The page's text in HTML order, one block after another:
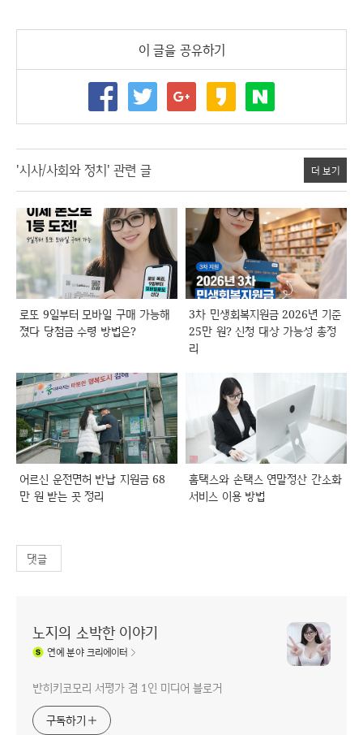
이 글을 공유하기
'시사/사회와 정치' 관련 글 더 보기
로또 9일부터 모바일 구매 가능해
졌다 당첨금 수령 방법은?
3차 민생회복지원금 2026년 기준
25만 원? 신청 대상 가능성 총정
리
어르신 운전면허 반납 지원금 68
만 원 받는 곳 정리
홈택스와 손택스 연말정산 간소화
서비스 이용 방법
댓글
노지의 소박한 이야기
연예분야 크리에이터
반히키코모리 서평가 겸 1인 미디어 블로거
구독하기